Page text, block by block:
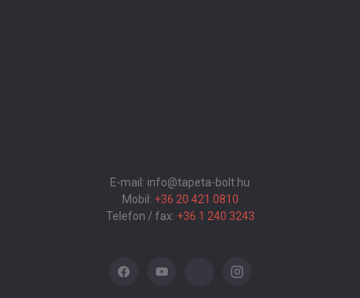
E-mail: info@tapeta-bolt.hu
Mobil: +36 20 421 0810
Telefon / fax: +36 1 240 3243